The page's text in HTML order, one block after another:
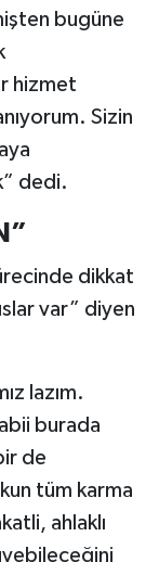
bugüne
hizmet
Sizin
dedi.
dikkat
var” diyen
lazım.
burada
de
tüm karma
ahlaklı